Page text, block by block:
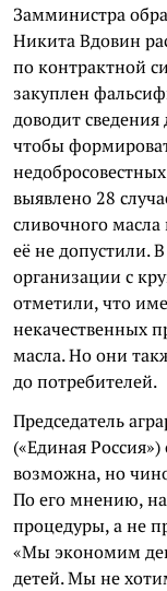
Замминистра
Никита Вдовин
по контрактной
закуплен
доводит
чтобы
выявлено 28
сливочного
её не допустили.
организации с
отметили, что
некачественных
масла. Но они
до потребителей.
Председатель
(«Единая
возможна, но
По его мнению,
процедуры, а не
«Мы экономим
детей. Мы не